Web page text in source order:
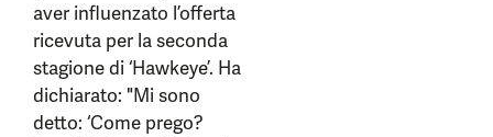
aver influenzato l’offerta
ricevuta per la seconda
stagione di ‘Hawkeye’. Ha
dichiarato: "Mi sono
detto: ‘Come prego?